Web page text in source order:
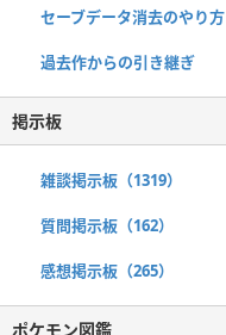
セーブデータ消去のやり方
過去作からの引き継ぎ
掲示板
雑談掲示板（1319）
質問掲示板（162）
感想掲示板（265）
ポケモン図鑑